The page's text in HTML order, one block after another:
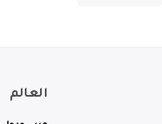
العالم